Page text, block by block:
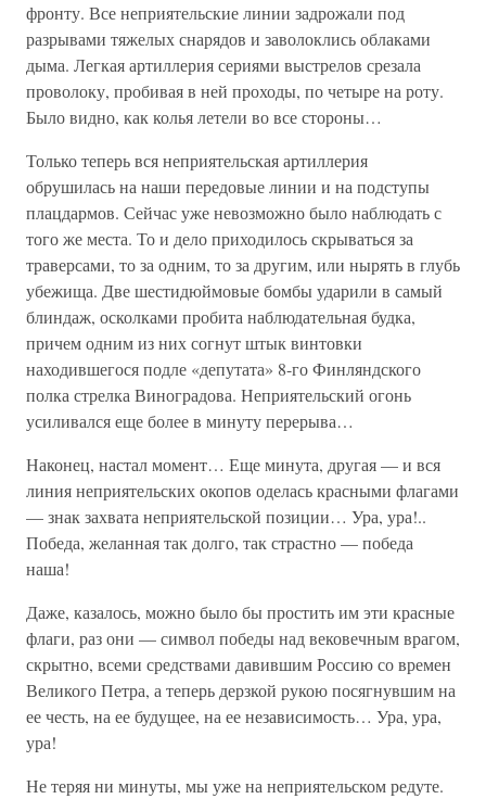
фронту. Все неприятельские линии задрожали под
разрывами тяжелых снарядов и заволоклись облаками
дыма. Легкая артиллерия сериями выстрелов срезала
проволоку, пробивая в ней проходы, по четыре на роту.
Было видно, как колья летели во все стороны…
Только теперь вся неприятельская артиллерия
обрушилась на наши передовые линии и на подступы
плацдармов. Сейчас уже невозможно было наблюдать с
того же места. То и дело приходилось скрываться за
траверсами, то за одним, то за другим, или нырять в глубь
убежища. Две шестидюймовые бомбы ударили в самый
блиндаж, осколками пробита наблюдательная будка,
причем одним из них согнут штык винтовки
находившегося подле «депутата» 8-го Финляндского
полка стрелка Виноградова. Неприятельский огонь
усиливался еще более в минуту перерыва…
Наконец, настал момент… Еще минута, другая — и вся
линия неприятельских окопов оделась красными флагами
— знак захвата неприятельской позиции… Ура, ура!..
Победа, желанная так долго, так страстно — победа
наша!
Даже, казалось, можно было бы простить им эти красные
флаги, раз они — символ победы над вековечным врагом,
скрытно, всеми средствами давившим Россию со времен
Великого Петра, а теперь дерзкой рукою посягнувшим на
ее честь, на ее будущее, на ее независимость… Ура, ура,
ура!
Не теряя ни минуты, мы уже на неприятельском редуте.